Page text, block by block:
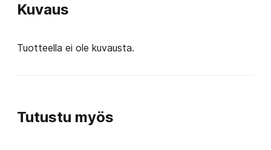
Kuvaus
Tuotteella ei ole kuvausta.
Tutustu myös